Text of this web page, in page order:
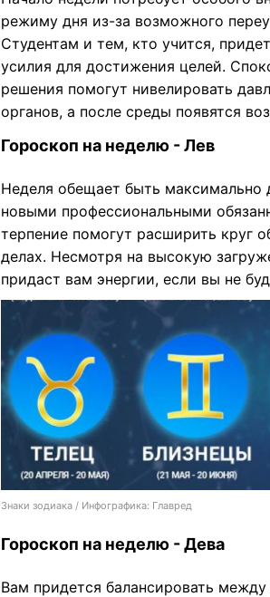
режиму дня из-за возможного
Студентам и тем, кто учится,
усилия для достижения целей.
решения помогут нивелировать
органов, а после среды появятся
Гороскоп на неделю - Лев
Неделя обещает быть
новыми профессиональными
терпение помогут расширить круг
делах. Несмотря на высокую
придаст вам энергии, если вы не
Знаки зодиака / Инфографика: Главред
Гороскоп на неделю - Дева
Вам придется балансировать